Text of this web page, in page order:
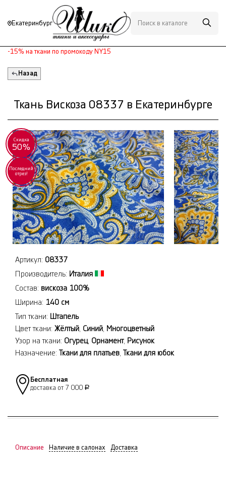
Екатеринбург
-15% на ткани по промокоду NY15
Назад
Ткань Вискоза 08337 в Екатеринбурге
Скидка
50%
Последний
отрез!
Артикул: 08337
Производитель: Италия
Состав: вискоза 100%
Ширина: 140 см
Тип ткани: Штапель
Цвет ткани: Жёлтый Синий Многоцветный
Узор на ткани: Огурец, Орнамент, Рисунок
Назначение: Ткани для платьев Ткани для юбок
Бесплатная
доставка от 7 000 Р
Описание Наличие в салонах Доставка